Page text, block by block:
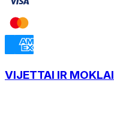
VIJETTAI IR MOKLAI